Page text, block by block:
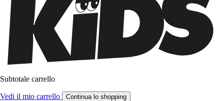
Subtotale carrello
Vedi il mio carrello Continua lo shopping